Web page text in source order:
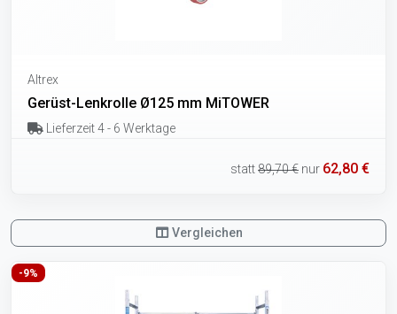
Altrex
Gerüst-Lenkrolle Ø125 mm MiTOWER
Lieferzeit 4 - 6 Werktage
statt89,70 € nur 62,80 €
Vergleichen
-9%